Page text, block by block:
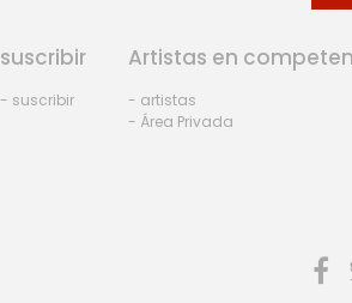
suscribir
- suscribir
Artistas en
- artistas
- Área Privada